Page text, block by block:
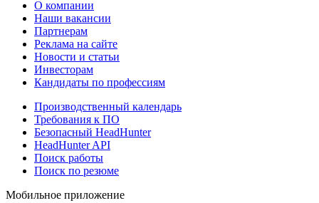
О компании
Наши вакансии
Партнерам
Реклама на сайте
Новости и статьи
Инвесторам
Кандидаты по профессиям
Производственный календарь
Требования к ПО
Безопасный HeadHunter
HeadHunter API
Поиск работы
Поиск по резюме
Мобильное приложение